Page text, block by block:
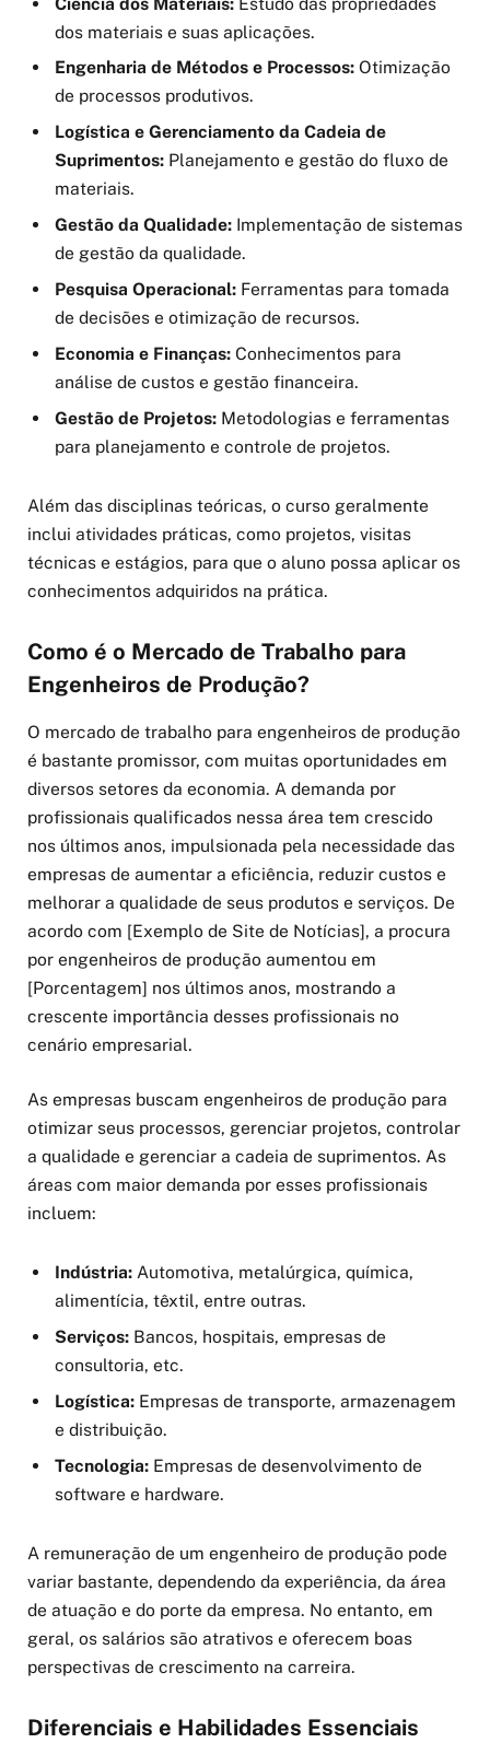
dos materiais e suas aplicações.
Engenharia de Métodos e Processos: Otimização
de processos produtivos.
Logística e Gerenciamento da Cadeia de
Suprimentos: Planejamento e gestão do fluxo de
materiais.
Gestão da Qualidade: Implementação de sistemas
de gestão da qualidade.
Pesquisa Operacional: Ferramentas para tomada
de decisões e otimização de recursos.
Economia e Finanças: Conhecimentos para
análise de custos e gestão financeira.
Gestão de Projetos: Metodologias e ferramentas
para planejamento e controle de projetos.
Além das disciplinas teóricas, o curso geralmente
inclui atividades práticas, como projetos, visitas
técnicas e estágios, para que o aluno possa aplicar os
conhecimentos adquiridos na prática.
Como é o Mercado de Trabalho para
Engenheiros de Produção?
O mercado de trabalho para engenheiros de produção
é bastante promissor, com muitas oportunidades em
diversos setores da economia. A demanda por
profissionais qualificados nessa área tem crescido
nos últimos anos, impulsionada pela necessidade das
empresas de aumentar a eficiência, reduzir custos e
melhorar a qualidade de seus produtos e serviços. De
acordo com [Exemplo de Site de Notícias], a procura
por engenheiros de produção aumentou em
[Porcentagem] nos últimos anos, mostrando a
crescente importância desses profissionais no
cenário empresarial.
As empresas buscam engenheiros de produção para
otimizar seus processos, gerenciar projetos, controlar
a qualidade e gerenciar a cadeia de suprimentos. As
áreas com maior demanda por esses profissionais
incluem:
Indústria: Automotiva, metalúrgica, química,
alimentícia, têxtil, entre outras.
Serviços: Bancos, hospitais, empresas de
consultoria, etc.
Logística: Empresas de transporte, armazenagem
e distribuição.
Tecnologia: Empresas de desenvolvimento de
software e hardware.
A remuneração de um engenheiro de produção pode
variar bastante, dependendo da experiência, da área
de atuação e do porte da empresa. No entanto, em
geral, os salários são atrativos e oferecem boas
perspectivas de crescimento na carreira.
Diferenciais e Habilidades Essenciais